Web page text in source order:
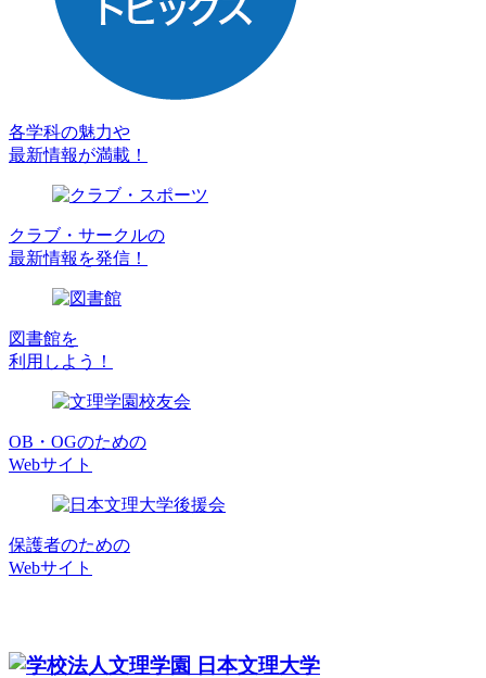
各学科の魅力や
最新情報が満載！
クラブ・サークルの
最新情報を発信！
図書館を
利用しよう！
OB・OGのための
Webサイト
保護者のための
Webサイト